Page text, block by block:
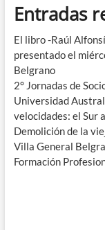
Entradas
El libro -Raúl
presentado el
Belgrano
2° Jornadas de
Universidad
velocidades: el Sur
Demolición de la
Villa General
Formación